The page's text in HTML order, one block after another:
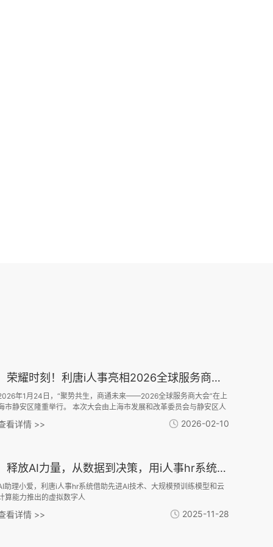
荣耀时刻！利唐i人事亮相2026全球服务商大会，获评高质量发展典型案例
年1月24日，“聚势共生，商通未来——2026全球服务商大会”在上
市静安区隆重举行。 本次大会由上海市发展和改革委员会与静安区人
政府联合主办，系统展示“全球服务商计划”实施 成效，并首次发布“‘一
一路’出海专业服务能力榜单”。
看详情 >> 2026-02-10
释放AI力量，从数据到决策，用i人事hr系统全程高能！
助理小爱，利唐i人事hr系统借助先进AI技术、大规模预训练模型和云
算能力推出的虚拟数字人
看详情 >> 2025-11-28